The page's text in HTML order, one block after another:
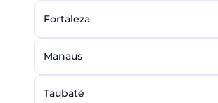
Fortaleza
Manaus
Taubaté